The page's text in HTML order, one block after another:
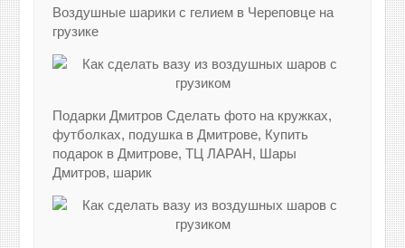
Воздушные шарики с гелием в Череповце на
грузике
Подарки Дмитров Сделать фото на кружках,
футболках, подушка в Дмитрове, Купить
подарок в Дмитрове, ТЦ ЛАРАН, Шары
Дмитров, шарик